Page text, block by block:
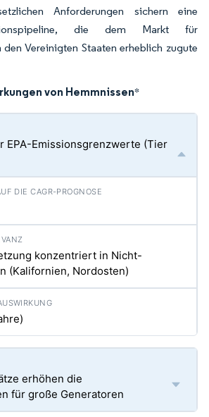
Anforderungen sichern eine
die dem Markt für
Vereinigten Staaten erheblich zugute
von Hemmnissen*
EPA-Emissionsgrenzwerte (Tier
konzentriert in Nicht-
(Kalifornien, Nordosten)
erhöhen die
für große Generatoren